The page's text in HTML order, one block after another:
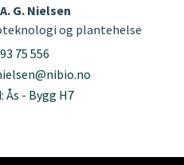
G. Nielsen
og plantehelse
75 556
- Bygg H7